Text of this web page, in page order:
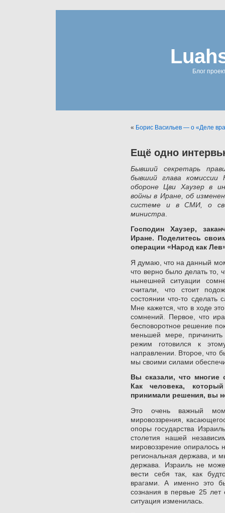
Блог
« Борис Васильев — о «Деле
Ещё одно
Бывший секретарь
бывший глава
обороне Цви Хаузер в
войны в Иране, об
системе и в СМИ, о
министра
Господин Хаузер,
Иране. Поделитесь
операции «Народ как
Я думаю, что на данный
что верно было делать
нынешней ситуации
считали, что стоит
состоянии что-то
Мне кажется, что в ходе
сомнений. Первое, что
бесповоротное решение
меньшей мере,
режим готовился к
направлении. Второе, что
мы своими силами
Вы сказали, что
Как человека,
принимали решения, вы
Это очень важный
мировоззрения,
опоры государства
столетия нашей
мировоззрение
региональная держава, и
держава. Израиль не
вести себя так, как
врагами. А именно это
сознания в первые 25 лет
ситуация изменилась.